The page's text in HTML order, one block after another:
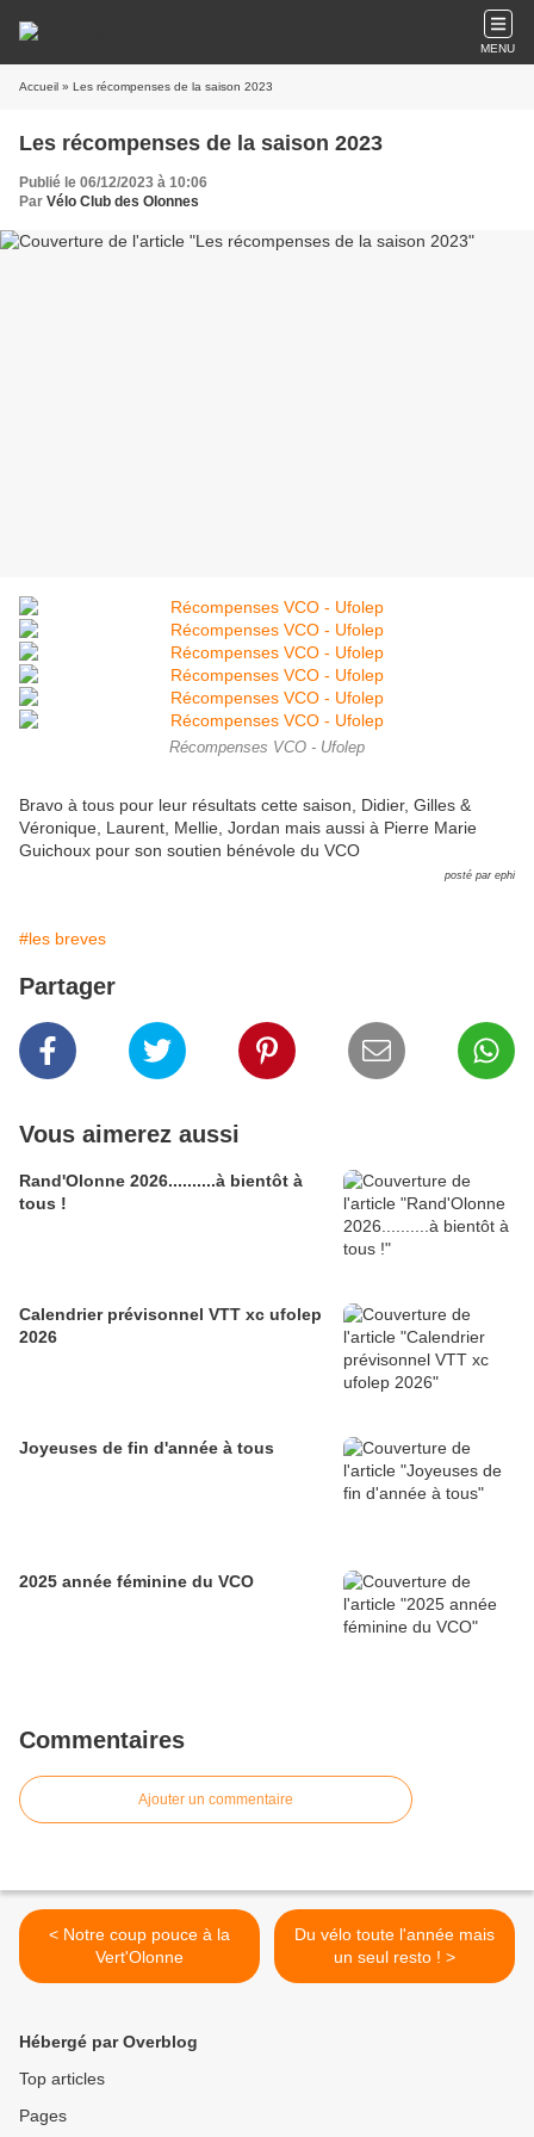
MENU
Accueil » Les récompenses de la saison 2023
Les récompenses de la saison 2023
Publié le 06/12/2023 à 10:06
Par Vélo Club des Olonnes
Récompenses VCO - Ufolep
Bravo à tous pour leur résultats cette saison, Didier, Gilles &
Véronique, Laurent, Mellie, Jordan mais aussi à Pierre Marie
Guichoux pour son soutien bénévole du VCO
posté par ephi
#les breves
Partager
Vous aimerez aussi
Rand'Olonne 2026..........à bientôt à
tous !
Calendrier prévisonnel VTT xc ufolep
2026
Joyeuses de fin d'année à tous
2025 année féminine du VCO
Commentaires
Ajouter un commentaire
< Notre coup pouce à la
Vert'Olonne
Du vélo toute l'année mais
un seul resto ! >
Hébergé par Overblog
Top articles
Pages